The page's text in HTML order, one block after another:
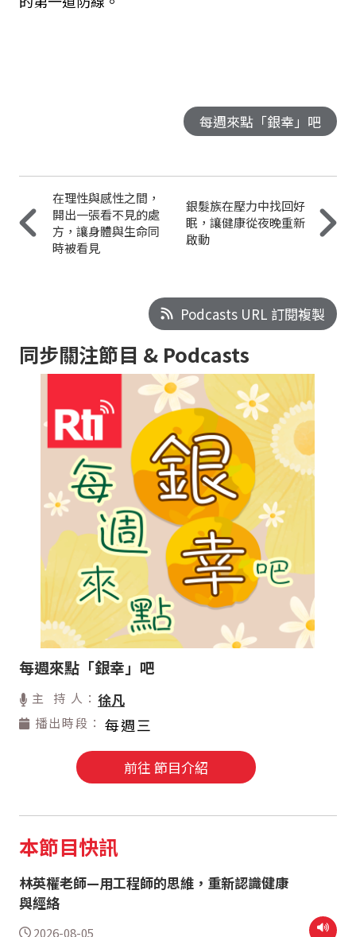
每週來點「銀幸」吧
在理性與感性之間，
開出一張看不見的處
方，讓身體與生命同
時被看見
銀髮族在壓力中找回好
眠，讓健康從夜晚重新
啟動
Podcasts URL 訂閱複製
同步關注節目 & Podcasts
每週來點「銀幸」吧
主 持 人： 徐凡
播出時段： 每週三
前往 節目介紹
本節目快訊
林英權老師—用工程師的思維，重新認識健康
與經絡
2026-08-05